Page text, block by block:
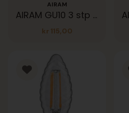
AIRAM
AIRAM GU10 3 stp 390lm SDIM
kr 115,00